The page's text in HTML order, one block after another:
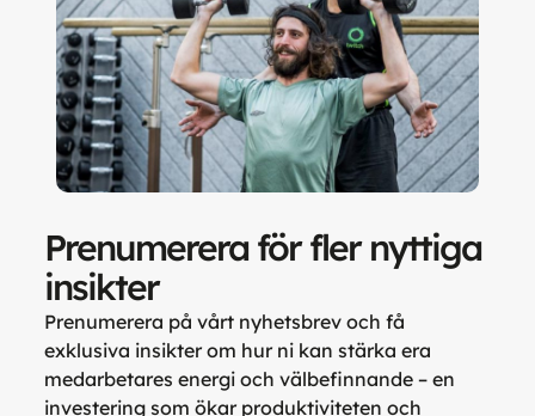
Prenumerera för fler nyttiga
insikter
Prenumerera på vårt nyhetsbrev och få
exklusiva insikter om hur ni kan stärka era
medarbetares energi och välbefinnande – en
investering som ökar produktiviteten och